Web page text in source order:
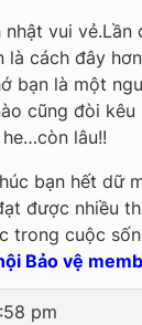
vui vẻ.Lần
là cách đây
bạn là một
cũng đòi kêu
lâu!!
bạn hết dữ
được nhiều
trong cuộc
Bảo vệ
pm